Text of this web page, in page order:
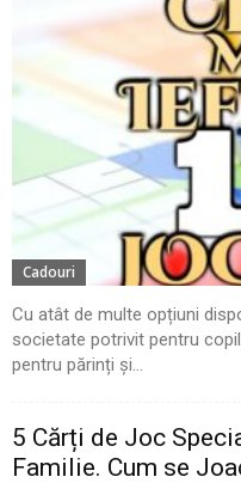
Cadouri
Cu atât de multe opțiuni
societate potrivit pentru
pentru părinți și...
5 Cărți de Joc
Familie. Cum se